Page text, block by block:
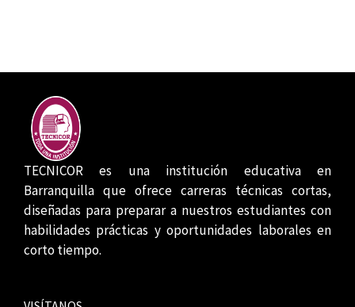
TECNICOR es una institución educativa en
Barranquilla que ofrece carreras técnicas cortas,
diseñadas para preparar a nuestros estudiantes con
habilidades prácticas y oportunidades laborales en
corto tiempo.